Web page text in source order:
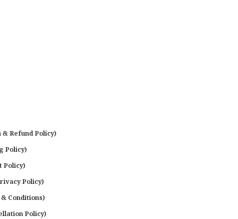
Refund Policy)
Policy)
Policy)
Policy)
Conditions)
Policy)